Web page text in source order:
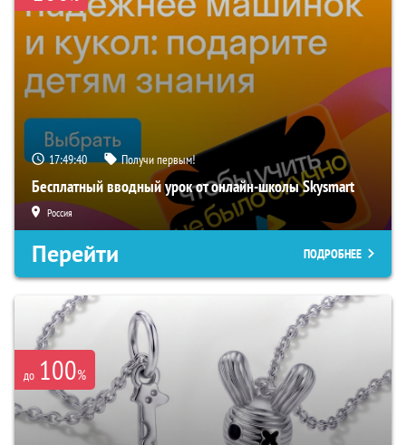
17:49:39 Получи первым!
Бесплатный вводный урок от онлайн-школы Skysmart
Россия
Перейти ПОДРОБНЕЕ
до 100%